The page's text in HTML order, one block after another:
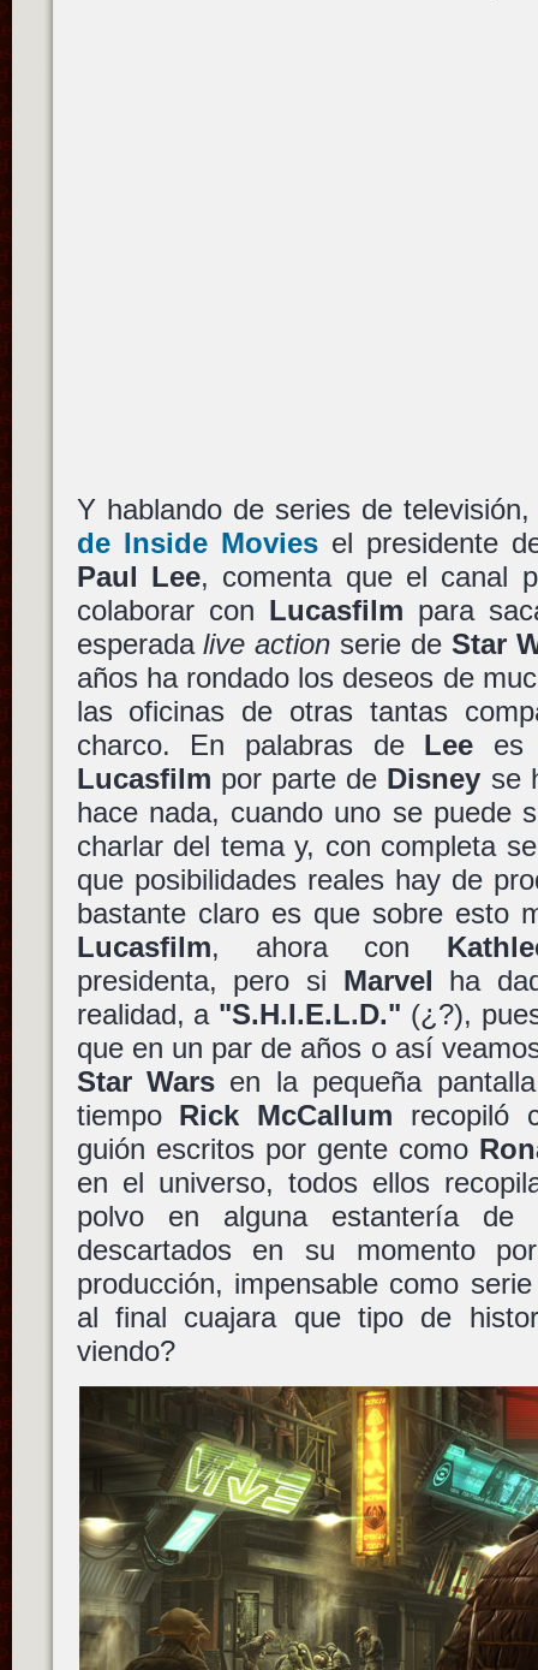
Y hablando de series de
de Inside Moviesel presidente
Paul Lee, comenta que el canal
colaborar con Lucasfilm para
esperadalive action serie de Star
años ha rondado los deseos de
las oficinas de otras tantas
charco. En palabras de Lee es
Lucasfilm por parte de Disney se
hace nada, cuando uno se puede
charlar del tema y, con completa
que posibilidades reales hay de
bastante claro es que sobre esto
Lucasfilm, ahora con
presidenta, pero si Marvel ha
realidad, a "S.H.I.E.L.D." (¿?),
que en un par de años o así
Star Warsen la pequeña
tiempo Rick McCallum recopiló
guión escritos por gente como
en el universo, todos ellos
polvo en alguna estantería de
descartados en su momento
producción, impensable como
al final cuajara que tipo de
viendo?